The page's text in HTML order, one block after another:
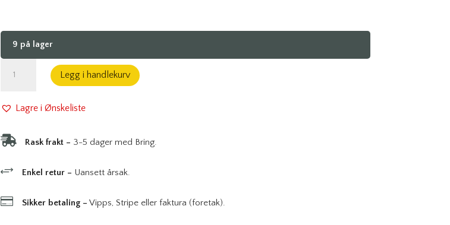
9 på lager
Profi:
og
en
Legg i handlekurv
Lagre i Ønskeliste
 Rask frakt – 3-5 dager med Bring.
+ Enkel retur – Uansett årsak.
 Sikker betaling – Vipps, Stripe eller faktura (foretak).